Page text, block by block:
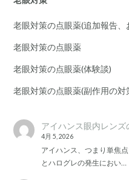
老眼対策の点眼薬(追加報告
老眼対策の点眼薬
老眼対策の点眼薬(体験談)
老眼対策の点眼薬(副作用の対
アイハンス眼内レンズ
4月 5, 2026
アイハンス、つまり単焦
とハログレの発生におい…